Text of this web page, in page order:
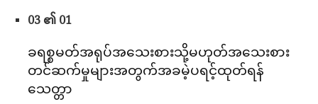
03 ၏ 01
ခရစ္စမတ်အရုပ်အသေးစားသို့မဟုတ်အသေးစား
တင်ဆက်မှုများအတွက်အခမဲ့ပရင့်ထုတ်ရန်
သေတ္တာ